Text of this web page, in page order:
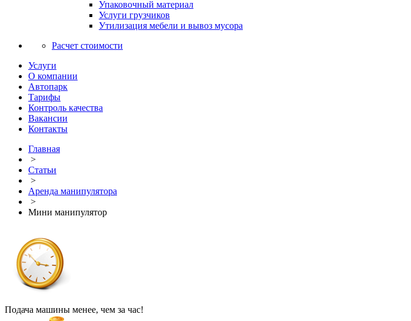
Упаковочный материал
Услуги грузчиков
Утилизация мебели и вывоз мусора
Расчет стоимости
Услуги
О компании
Автопарк
Тарифы
Контроль качества
Вакансии
Контакты
Главная
>
Статьи
>
Аренда манипулятора
>
Мини манипулятор
Подача машины менее, чем за час!